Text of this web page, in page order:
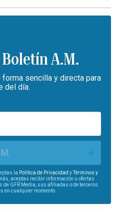
Boletín A.M.
sencilla y directa para
del día.
la Política de Privacidad yTérminos y
aceptas recibir información u ofertas
GFR Media, sus afiliadas o de terceros.
en cualquier momento.